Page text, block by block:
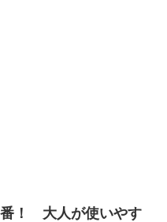
番！ 大人が使いやす